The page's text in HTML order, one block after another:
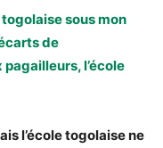
togolaise sous mon
de
l’école
l’école togolaise ne